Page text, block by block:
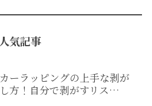
人気記事
カーラッピングの上手な剥が
し方！自分で剥がすリス…